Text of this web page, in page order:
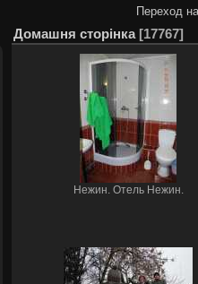
Переход
Домашня сторінка 17767
Нежин. Отель Нежин.